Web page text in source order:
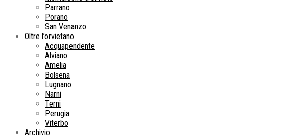
Parrano
Porano
San Venanzo
Oltre l’orvietano
Acquapendente
Alviano
Amelia
Bolsena
Lugnano
Narni
Terni
Perugia
Viterbo
Archivio